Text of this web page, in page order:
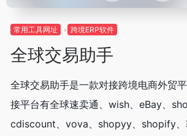
常用工具网址 跨境ERP软件
全球交易助手
全球交易助手是一款对接跨境电商外贸
接平台有全球速卖通、wish、eBay、
cdiscount、vova、shopyy、shopify、